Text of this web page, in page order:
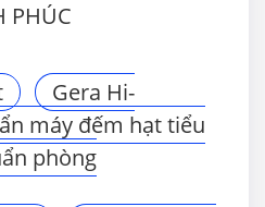
PHÚC
Gera Hi-
máy đếm hạt tiểu
phòng